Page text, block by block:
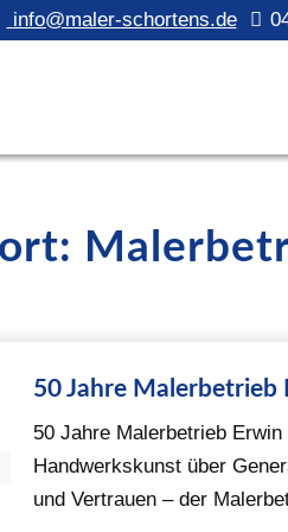
info@maler-schortens.de
50 Jahre Malerbetrieb
50 Jahre Malerbetrieb
Handwerkskunst über
und Vertrauen – der